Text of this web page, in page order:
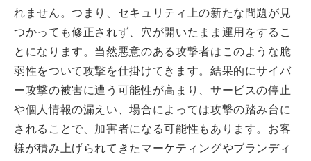
れません。つまり、セキュリティ上の新たな問題が見
つかっても修正されず、穴が開いたまま運用をするこ
とになります。当然悪意のある攻撃者はこのような脆
弱性をついて攻撃を仕掛けてきます。結果的にサイバ
ー攻撃の被害に遭う可能性が高まり、サービスの停止
や個人情報の漏えい、場合によっては攻撃の踏み台に
されることで、加害者になる可能性もあります。お客
様が積み上げられてきたマーケティングやブランディ